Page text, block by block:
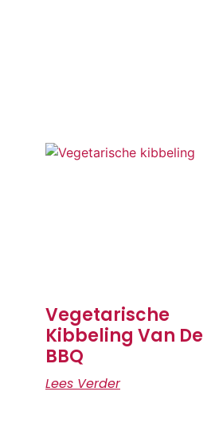
Vegetarische
Kibbeling Van De
BBQ
Lees Verder